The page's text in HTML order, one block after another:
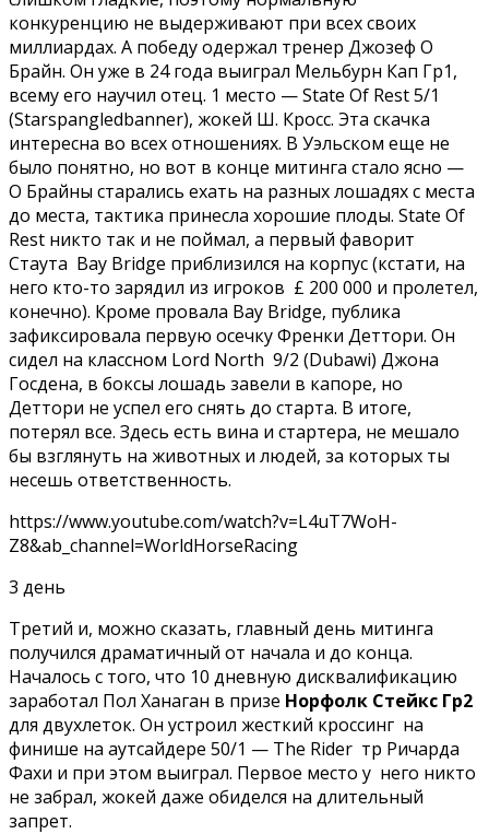
конкуренцию не выдерживают при всех своих
миллиардах. А победу одержал тренер Джозеф О
Брайн. Он уже в 24 года выиграл Мельбурн Кап Гр1,
всему его научил отец. 1 место — State Of Rest 5/1
(Starspangledbanner), жокей Ш. Кросс. Эта скачка
интересна во всех отношениях. В Уэльском еще не
было понятно, но вот в конце митинга стало ясно —
О Брайны старались ехать на разных лошадях с места
до места, тактика принесла хорошие плоды. State Of
Rest никто так и не поймал, а первый фаворит
Стаута Bay Bridge приблизился на корпус (кстати, на
него кто-то зарядил из игроков £ 200 000 и пролетел,
конечно). Кроме провала Bay Bridge, публика
зафиксировала первую осечку Френки Деттори. Он
сидел на классном Lord North 9/2 (Dubawi) Джона
Госдена, в боксы лошадь завели в капоре, но
Деттори не успел его снять до старта. В итоге,
потерял все. Здесь есть вина и стартера, не мешало
бы взглянуть на животных и людей, за которых ты
несешь ответственность.
https://www.youtube.com/watch?v=L4uT7WoH-
Z8&ab_channel=WorldHorseRacing
3 день
Третий и, можно сказать, главный день митинга
получился драматичный от начала и до конца.
Началось с того, что 10 дневную дисквалификацию
заработал Пол Ханаган в призе Норфолк Стейкс Гр2
для двухлеток. Он устроил жесткий кроссинг на
финише на аутсайдере 50/1 — The Rider тр Ричарда
Фахи и при этом выиграл. Первое место у него никто
не забрал, жокей даже обиделся на длительный
запрет.